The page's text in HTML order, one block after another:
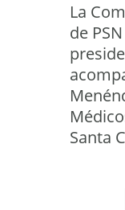
La
de
Santa